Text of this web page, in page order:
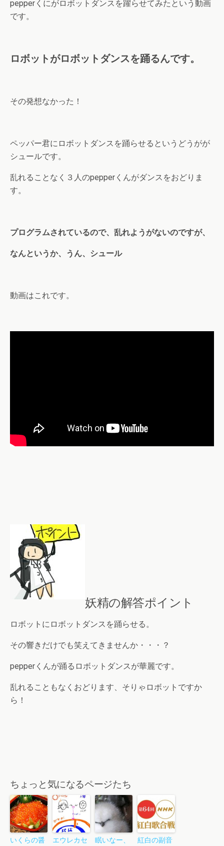
pepperくにがロボットダンスを躍らせてみたという動画
です。
ロボットがロボットダンスを踊るんです。
その発想なかった！
ペッパー君にロボットダンスを踊らせるというどうがが
シュールです。
乱れることなく３人のpepperくんがダンスをおどりま
す。
プログラムされているので、乱れようがないのですが、
なんというか、うん、シュール
動画はこれです。
妖精の解答ポイント
ロボットにロボットダンスを踊らせる。
その響きだけでも笑えてきませんか・・・？
pepperくんが踊るロボットダンスが華麗です。
乱れることもなくおどります、そりゃロボットですか
ら！
ちょっと気になるページたち
いくらの醤
エウレカセ
眠いなー、
紅白の副音